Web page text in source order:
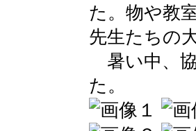
た。物や教
先生たちの
暑い中、
た。